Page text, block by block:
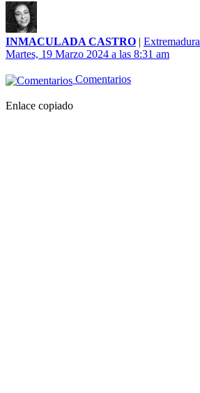
INMACULADA CASTRO | Extremadura
Martes, 19 Marzo 2024 a las 8:31 am
Comentarios
Enlace copiado